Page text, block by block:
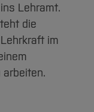
Lehramt.
die
im
arbeiten.